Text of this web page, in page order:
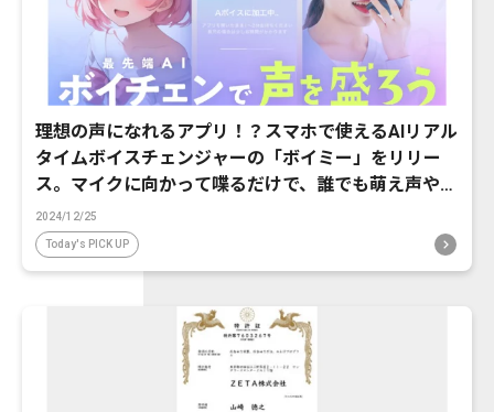
理想の声になれるアプリ！？スマホで使えるAIリアル
タイムボイスチェンジャーの「ボイミー」をリリー
ス。マイクに向かって喋るだけで、誰でも萌え声やイ
ケボ風に音声変換が可能に。
2024/12/25
Today's PICK UP